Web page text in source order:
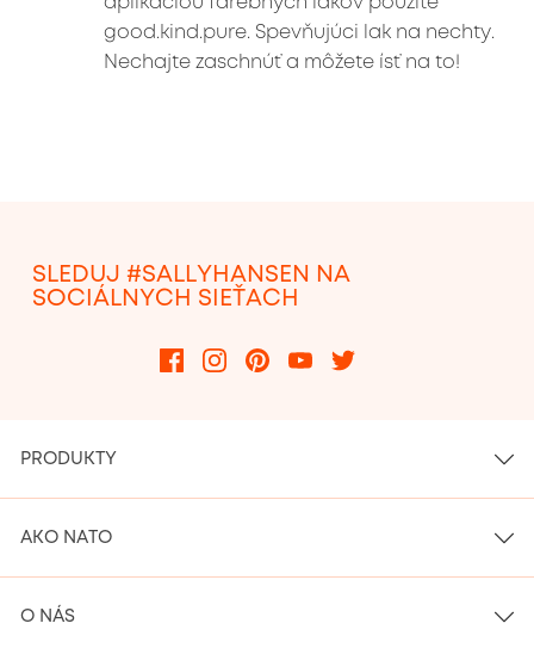
good.kind.pure. Spevňujúci lak na nechty.
Nechajte zaschnúť a môžete ísť na to!
SLEDUJ #SALLYHANSEN NA
SOCIÁLNYCH SIEŤACH
PRODUKTY
AKO NATO
O NÁS